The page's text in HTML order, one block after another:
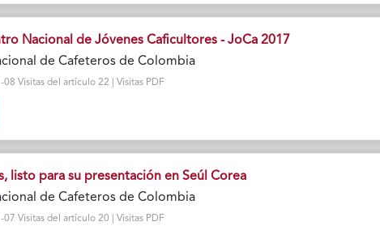
Nacional de Jóvenes Caficultores - JoCa 2017
de Cafeteros de Colombia
Visitas del artículo 22 | Visitas PDF
listo para su presentación en Seúl Corea
de Cafeteros de Colombia
Visitas del artículo 20 | Visitas PDF